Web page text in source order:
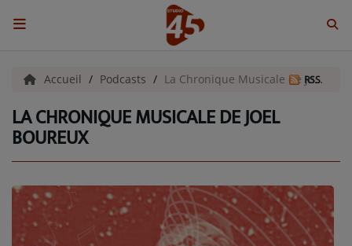
ACCUEIL
Emissions
BENJI & COMPAGNIE
GIEN, SA FABULEUSE HISTOIRE
GRAFFITI CINÉMA
Accueil Podcasts La Chronique Musicale de Joel BoureuxRSS
LA CHRONIQUE MUSICALE DE JOEL
BOUREUX